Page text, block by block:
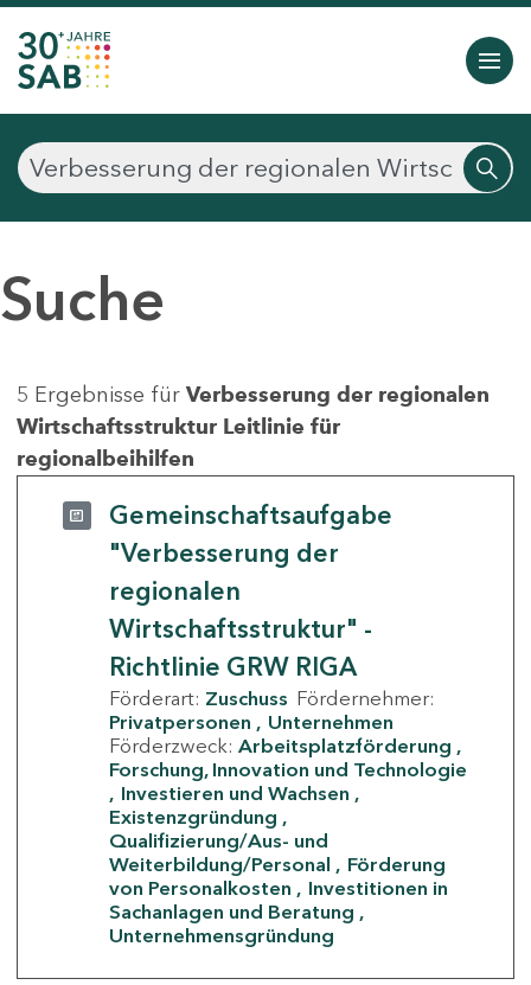
Suche
5 Ergebnisse für Verbesserung der regionalen
Wirtschaftsstruktur Leitlinie für
regionalbeihilfen
Gemeinschaftsaufgabe
"Verbesserung der
regionalen
Wirtschaftsstruktur" -
Richtlinie GRW RIGA
Förderart: Zuschuss Fördernehmer:
Privatpersonen
Unternehmen
Förderzweck: Arbeitsplatzförderung
Forschung, Innovation und Technologie
Investieren und Wachsen
Existenzgründung
Qualifizierung/Aus- und
Weiterbildung/Personal
Förderung
von Personalkosten
Investitionen in
Sachanlagen und Beratung
Unternehmensgründung